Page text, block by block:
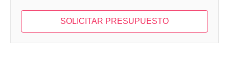
SOLICITAR PRESUPUESTO